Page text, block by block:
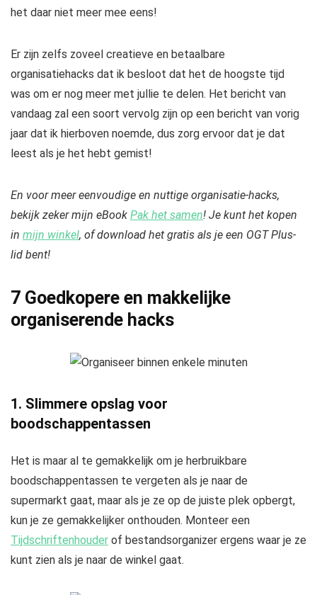
het daar niet meer mee eens!
Er zijn zelfs zoveel creatieve en betaalbare
organisatiehacks dat ik besloot dat het de hoogste tijd
was om er nog meer met jullie te delen. Het bericht van
vandaag zal een soort vervolg zijn op een bericht van vorig
jaar dat ik hierboven noemde, dus zorg ervoor dat je dat
leest als je het hebt gemist!
En voor meer eenvoudige en nuttige organisatie-hacks,
bekijk zeker mijn eBook Pak het samen! Je kunt het kopen
in mijn winkel, of download het gratis als je een OGT Plus-
lid bent!
7 Goedkopere en makkelijke
organiserende hacks
1. Slimmere opslag voor
boodschappentassen
Het is maar al te gemakkelijk om je herbruikbare
boodschappentassen te vergeten als je naar de
supermarkt gaat, maar als je ze op de juiste plek opbergt,
kun je ze gemakkelijker onthouden. Monteer een
Tijdschriftenhouder of bestandsorganizer ergens waar je ze
kunt zien als je naar de winkel gaat.